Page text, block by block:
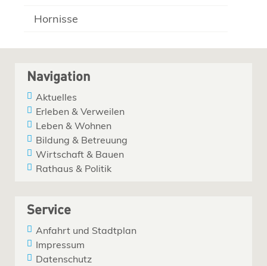
Hornisse
Navigation
Aktuelles
Erleben & Verweilen
Leben & Wohnen
Bildung & Betreuung
Wirtschaft & Bauen
Rathaus & Politik
Service
Anfahrt und Stadtplan
Impressum
Datenschutz